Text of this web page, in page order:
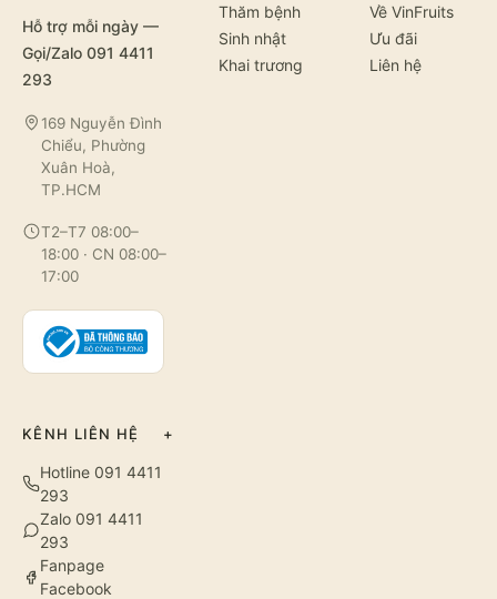
Hỗ trợ mỗi ngày —
Gọi/Zalo 091 4411
293
169 Nguyễn Đình
Chiểu, Phường
Xuân Hoà,
TP.HCM
T2–T7 08:00–
18:00 · CN 08:00–
17:00
Thăm bệnh
Sinh nhật
Khai trương
Về VinFruits
Ưu đãi
Liên hệ
KÊNH LIÊN HỆ +
Hotline 091 4411
293
Zalo 091 4411
293
Fanpage
Facebook